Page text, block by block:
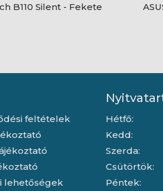
B110 Silent - Fekete
feltételek
lehetőségek
Hétfő:
Kedd:
Szerda:
Csütörtök:
Péntek: